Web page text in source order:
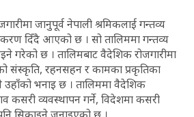
जानुपूर्व नेपाली श्रमिकलाई गन्तव्य
दिँदै आएको छ । सो तालिममा गन्तव्य
गरेको छ । तालिमबाट वैदेशिक रोजगारीमा
संस्कृति, रहनसहन र कामका प्रकृतिका
उहाँको भनाइ छ । तालिममा वैदेशिक
कसरी व्यवस्थापन गर्ने, विदेशमा कसरी